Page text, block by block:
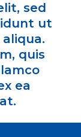
sed
ut
quis
ea